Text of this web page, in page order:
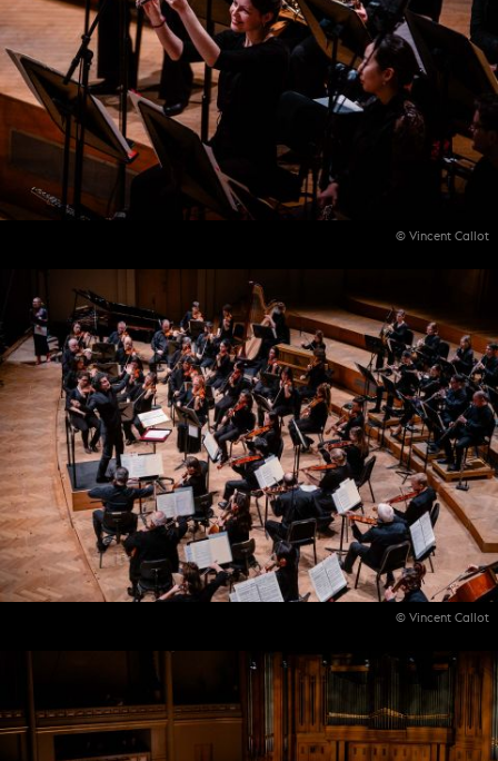
© Vincent Callot
© Vincent Callot